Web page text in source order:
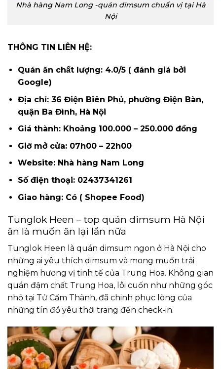
Nhà hàng Nam Long -quán dimsum chuẩn vị tại Hà
Nội
THÔNG TIN LIÊN HỆ:
Quán ăn chất lượng: 4.0/5 ( đánh giá bởi
Google)
Địa chỉ: 36 Điện Biên Phủ, phường Điện Bàn,
quận Ba Đình, Hà Nội
Giá thành: Khoảng 100.000 – 250.000 đồng
Giờ mở cửa: 07h00 – 22h00
Website: Nhà hàng Nam Long
Số điện thoại: 02437341261
Giao hàng: Có ( Shopee Food)
Tunglok Heen – top quán dimsum Hà Nội
ăn là muốn ăn lại lần nữa
Tunglok Heen là quán dimsum ngon ở Hà Nội cho
những ai yêu thích dimsum và mong muốn trải
nghiệm hương vị tinh tế của Trung Hoa. Không gian
quán đậm chất Trung Hoa, lôi cuốn như những góc
nhỏ tại Tử Cấm Thành, đã chinh phục lòng của
những tín đồ yêu thời trang đến check-in.